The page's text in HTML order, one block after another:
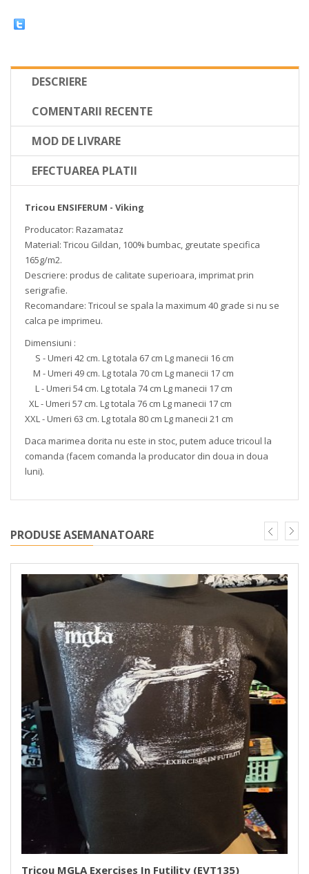
DESCRIERE
COMENTARII RECENTE
MOD DE LIVRARE
EFECTUAREA PLATII
Tricou ENSIFERUM - Viking
Producator: Razamataz
Material: Tricou Gildan, 100% bumbac, greutate specifica
165g/m2.
Descriere: produs de calitate superioara, imprimat prin
serigrafie.
Recomandare: Tricoul se spala la maximum 40 grade si nu se
calca pe imprimeu.
Dimensiuni :
S - Umeri 42 cm. Lg totala 67 cm Lg manecii 16 cm
M - Umeri 49 cm. Lg totala 70 cm Lg manecii 17 cm
L - Umeri 54 cm. Lg totala 74 cm Lg manecii 17 cm
XL - Umeri 57 cm. Lg totala 76 cm Lg manecii 17 cm
XXL - Umeri 63 cm. Lg totala 80 cm Lg manecii 21 cm
Daca marimea dorita nu este in stoc, putem aduce tricoul la
comanda (facem comanda la producator din doua in doua
luni).
PRODUSE ASEMANATOARE
Tricou MGLA Exercises In Futility (EVT135)